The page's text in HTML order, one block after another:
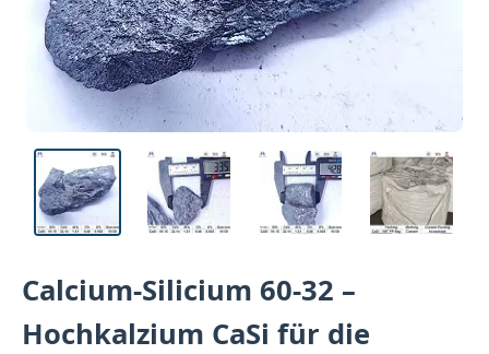
Calcium-Silicium 60-32 –
Hochkalzium CaSi für die